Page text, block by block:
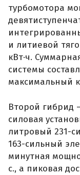
турбомотора
и литиевой
кВт·ч.
системы
максимальный
Второй гибрид
силовая
литровый 231-
163-сильный
минутная
с., а пиковая